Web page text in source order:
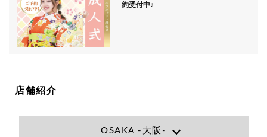
約受付中♪
店舗紹介
OSAKA -大阪-